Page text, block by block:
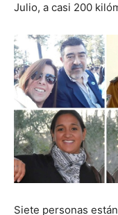
Julio, a casi 200
Siete personas